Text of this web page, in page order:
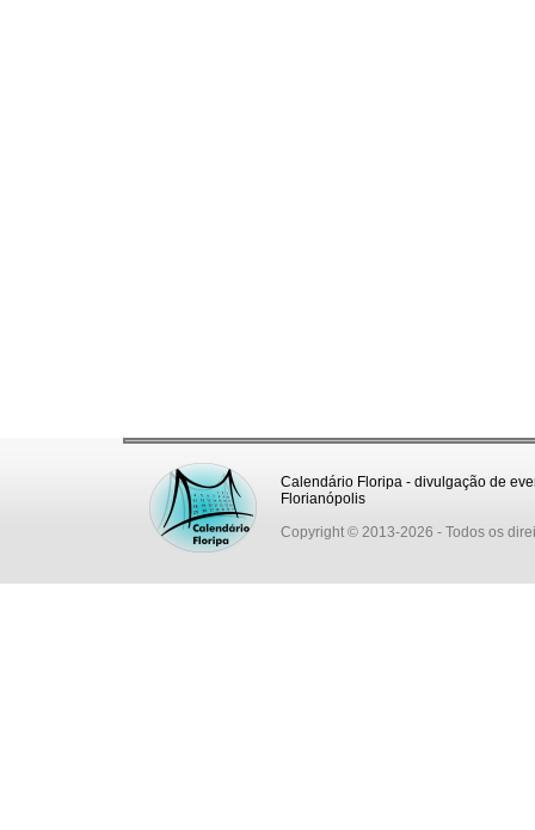
Calendário Floripa - divulgação de
Florianópolis
Copyright © 2013-2026 - Todos os